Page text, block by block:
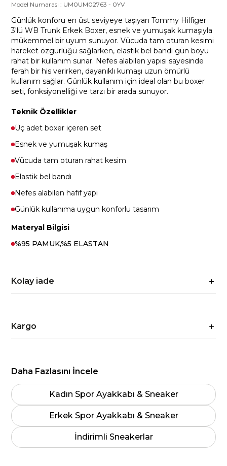
Model Numarası : UM0UM02763 - 0YV
Günlük konforu en üst seviyeye taşıyan Tommy Hilfiger
3'lü WB Trunk Erkek Boxer, esnek ve yumuşak kumaşıyla
mükemmel bir uyum sunuyor. Vücuda tam oturan kesimi
hareket özgürlüğü sağlarken, elastik bel bandı gün boyu
rahat bir kullanım sunar. Nefes alabilen yapısı sayesinde
ferah bir his verirken, dayanıklı kumaşı uzun ömürlü
kullanım sağlar. Günlük kullanım için ideal olan bu boxer
seti, fonksiyonelliği ve tarzı bir arada sunuyor.
Teknik Özellikler
Üç adet boxer içeren set
Esnek ve yumuşak kumaş
Vücuda tam oturan rahat kesim
Elastik bel bandı
Nefes alabilen hafif yapı
Günlük kullanıma uygun konforlu tasarım
Materyal Bilgisi
%95 PAMUK,%5 ELASTAN
Kolay iade
Kargo
Daha Fazlasını İncele
Kadın Spor Ayakkabı & Sneaker
Erkek Spor Ayakkabı & Sneaker
İndirimli Sneakerlar